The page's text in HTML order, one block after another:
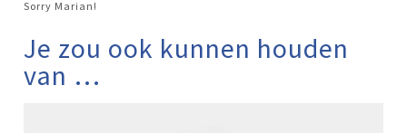
Sorry Marian!
Je zou ook kunnen houden
van …